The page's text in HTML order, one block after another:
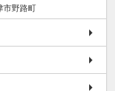
市野路町